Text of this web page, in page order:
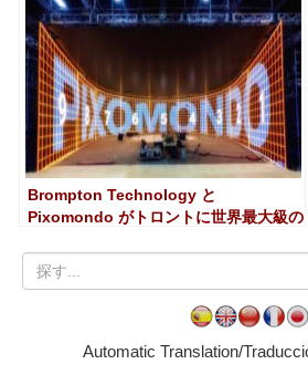
Brompton Technology と
Pixomondo がトロントに世界最大級の
建設
Automatic Translation/